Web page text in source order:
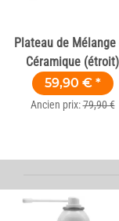
Plateau de Mélange
Céramique (étroit)
59,90 € *
Ancien prix:79,90 €